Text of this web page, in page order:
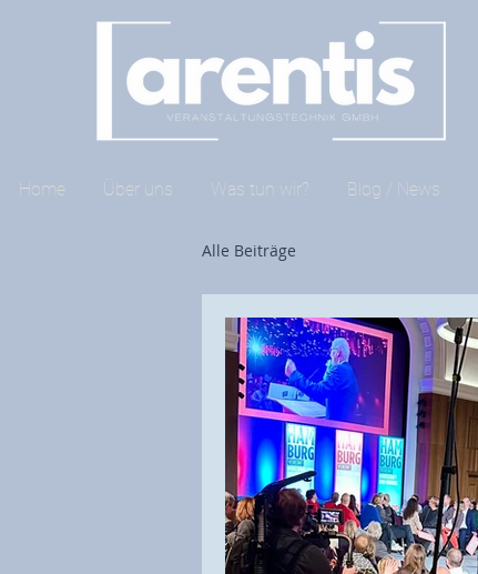
Home Über uns Was tun wir? Blog / News
Alle Beiträge